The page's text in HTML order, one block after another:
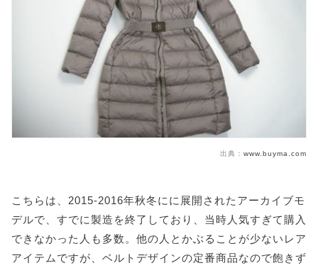
出典： www.buyma.com
こちらは、2015-2016年秋冬にに展開されたアーカイブモ
デルで、すでに製造を終了しており、当時人気すぎて購入
できなかった人も多数。他の人とかぶることが少ないレア
アイテムですが、ベルトデザインの定番商品なので飽きず